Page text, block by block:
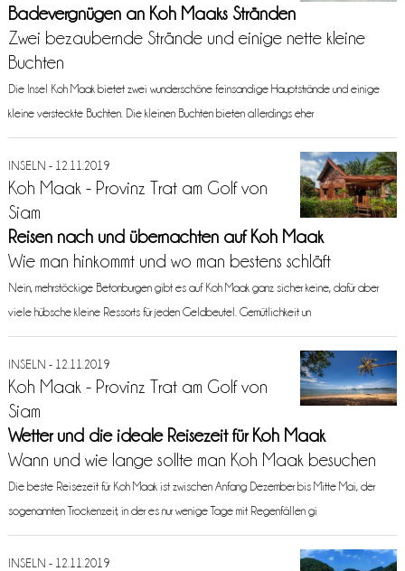
Badevergnügen an Koh Maaks Stränden
Zwei bezaubernde Strände und einige nette kleine
Buchten
Die Insel Koh Maak bietet zwei wunderschöne feinsandige Hauptstrände und einige
kleine versteckte Buchten. Die kleinen Buchten bieten allerdings eher
INSELN - 12.11.2019
Koh Maak - Provinz Trat am Golf von
Siam
Reisen nach und übernachten auf Koh Maak
Wie man hinkommt und wo man bestens schläft
Nein, mehrstöckige Betonburgen gibt es auf Koh Maak ganz sicher keine, dafür aber
viele hübsche kleine Ressorts für jeden Geldbeutel. Gemütlichkeit un
INSELN - 12.11.2019
Koh Maak - Provinz Trat am Golf von
Siam
Wetter und die ideale Reisezeit für Koh Maak
Wann und wie lange sollte man Koh Maak besuchen
Die beste Reisezeit für Koh Maak ist zwischen Anfang Dezember bis Mitte Mai, der
sogenannten Trockenzeit, in der es nur wenige Tage mit Regenfällen gi
INSELN - 12.11.2019